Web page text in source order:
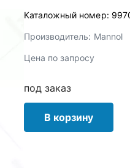
Каталожный номер:
Производитель: Mannol
Цена по запросу
под заказ
В корзину